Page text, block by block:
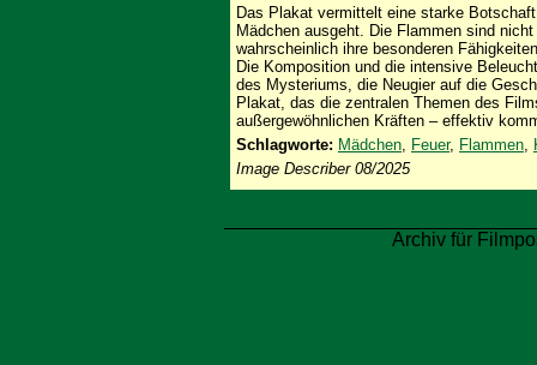
Das Plakat vermittelt eine starke
Mädchen ausgeht. Die Flammen sind
wahrscheinlich ihre besonderen
Die Komposition und die intensive
des Mysteriums, die Neugier auf die
Plakat, das die zentralen Themen des
außergewöhnlichen Kräften – effektiv
Schlagworte: Mädchen, Feuer, Flammen,
Image Describer 08/2025
Archiv für